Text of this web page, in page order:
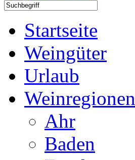
Startseite
Weingüter
Urlaub
Weinregionen
Ahr
Baden